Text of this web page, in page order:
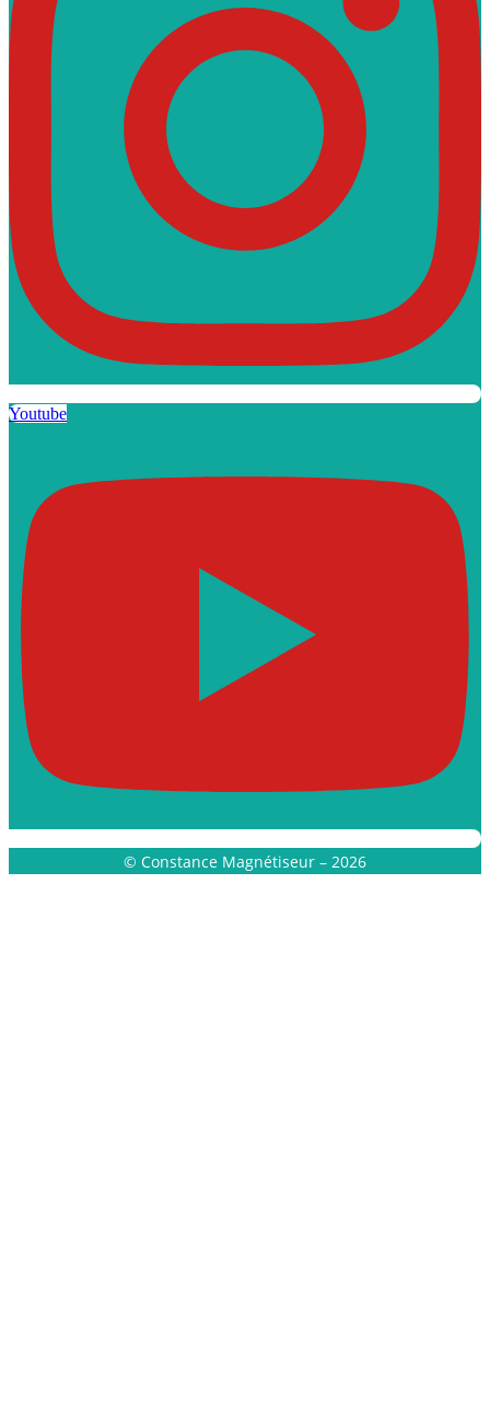
Youtube
© Constance Magnétiseur – 2026